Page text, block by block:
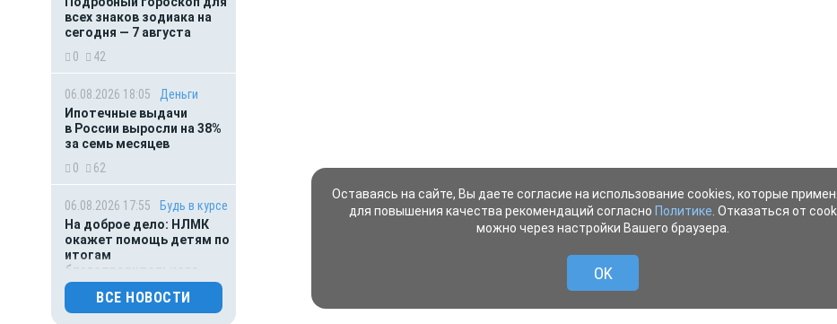
всех знаков зодиака на
сегодня — 7 августа
0
42
06.08.2026 18:05
Деньги
Ипотечные выдачи
в России выросли на 38%
за семь месяцев
0
62
06.08.2026 17:55
Будь в курсе
На доброе дело: НЛМК
окажет помощь детям по
итогам
благотворительного
марафона
ВСЕ НОВОСТИ
Оставаясь на сайте, Вы даете согласие на использование cookies, которые
для повышения качества рекомендаций согласно Политике . Отказаться от
можно через настройки Вашего браузера.
OK